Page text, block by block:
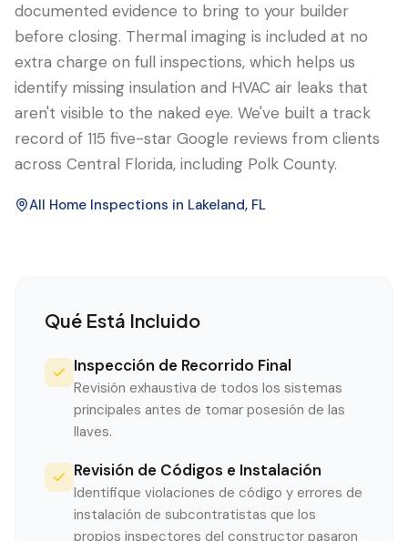
documented evidence to bring to your builder
before closing. Thermal imaging is included at no
extra charge on full inspections, which helps us
identify missing insulation and HVAC air leaks that
aren't visible to the naked eye. We've built a track
record of 115 five-star Google reviews from clients
across Central Florida, including Polk County.
All Home Inspections in Lakeland, FL
Qué Está Incluido
Inspección de Recorrido Final
Revisión exhaustiva de todos los sistemas
principales antes de tomar posesión de las
llaves.
Revisión de Códigos e Instalación
Identifique violaciones de código y errores de
instalación de subcontratistas que los
propios inspectores del constructor pasaron